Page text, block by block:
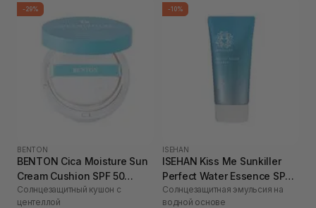
-29%
BENTON
BENTON Cica Moisture Sun
Cream Cushion SPF 50
PA++++ 15 г
Солнцезащитный кушон с
центеллой
-10%
ISEHAN
ISEHAN Kiss Me Sunkiller
Perfect Water Essence SPF
50+PA++++ 50 г
Солнцезащитная эмульсия на
водной основе